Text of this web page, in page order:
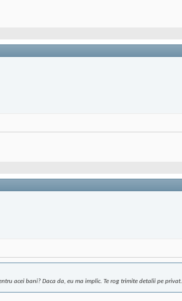
acei bani? Daca da, eu ma implic. Te rog trimite detalii pe privat.